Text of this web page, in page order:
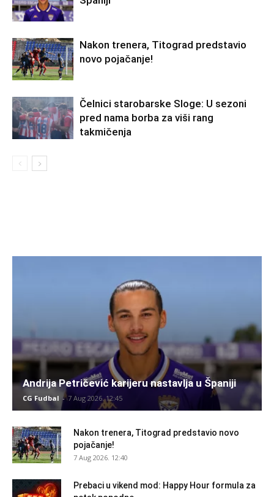
Nakon trenera, Titograd predstavio
novo pojačanje!
Čelnici starobarske Sloge: U sezoni
pred nama borba za viši rang
takmičenja
Andrija Petričević karijeru nastavlja u Španiji
CG Fudbal - 7 Aug 2026. 12:45
Nakon trenera, Titograd predstavio novo
pojačanje!
7 Aug 2026. 12:40
Prebaci u vikend mod: Happy Hour formula za